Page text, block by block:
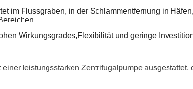
im Flussgraben, in der Schlammentfernung in
Wirkungsgrades,Flexibilität und geringe
einer leistungsstarken Zentrifugalpumpe